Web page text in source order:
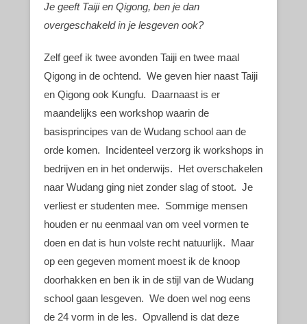
Je geeft Taiji en Qigong, ben je dan
overgeschakeld in je lesgeven ook?
Zelf geef ik twee avonden Taiji en twee maal
Qigong in de ochtend. We geven hier naast Taiji
en Qigong ook Kungfu. Daarnaast is er
maandelijks een workshop waarin de
basisprincipes van de Wudang school aan de
orde komen. Incidenteel verzorg ik workshops in
bedrijven en in het onderwijs. Het overschakelen
naar Wudang ging niet zonder slag of stoot. Je
verliest er studenten mee. Sommige mensen
houden er nu eenmaal van om veel vormen te
doen en dat is hun volste recht natuurlijk. Maar
op een gegeven moment moest ik de knoop
doorhakken en ben ik in de stijl van de Wudang
school gaan lesgeven. We doen wel nog eens
de 24 vorm in de les. Opvallend is dat deze